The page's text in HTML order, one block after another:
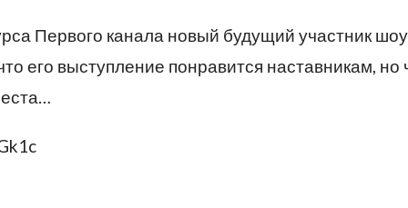
Первого канала новый будущий участник шоу
его выступление понравится наставникам, но